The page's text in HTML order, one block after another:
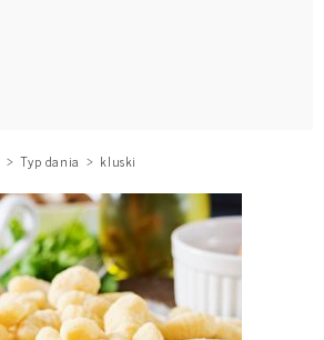
Typ dania kluski